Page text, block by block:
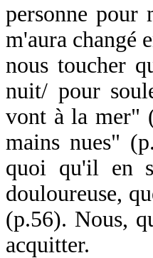
personne pour
m'aura changé
nous toucher
nuit/ pour
vont à la mer"
mains nues"
quoi qu'il en
douloureuse,
(p.56). Nous,
acquitter.